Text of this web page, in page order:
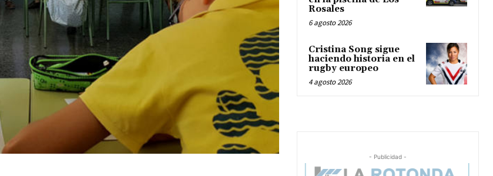
Rosales
6 agosto 2026
Cristina Song sigue
haciendo historia en el
rugby europeo
4 agosto 2026
- Publicidad -